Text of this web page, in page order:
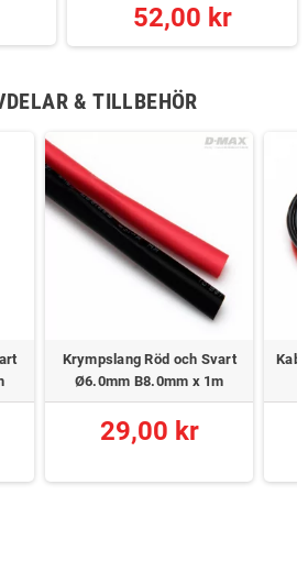
52,00 kr
& TILLBEHÖR
Krympslang Röd och Svart
Ø6.0mm B8.0mm x 1m
29,00 kr